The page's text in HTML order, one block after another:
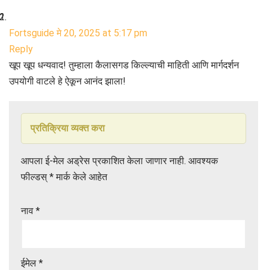
Fortsguide मे 20, 2025 at 5:17 pm
Reply
खूप खूप धन्यवाद! तुम्हाला कैलासगड किल्ल्याची माहिती आणि मार्गदर्शन
उपयोगी वाटले हे ऐकून आनंद झाला!
प्रतिक्रिया व्यक्त करा
आपला ई-मेल अड्रेस प्रकाशित केला जाणार नाही. आवश्यक
फील्डस् *मार्क केले आहेत
नाव *
ईमेल *